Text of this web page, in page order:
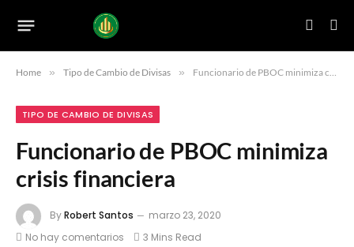
Home » Tipo de Cambio de Divisas » Funcionario de PBOC minimiza crisis financiera
TIPO DE CAMBIO DE DIVISAS
Funcionario de PBOC minimiza
crisis financiera
ByRobert Santos
marzo 23, 2020
No hay comentarios
3 Mins Read